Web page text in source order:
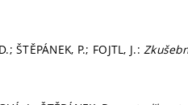
ŠTĚPÁNEK, P.; FOJTL, J.: